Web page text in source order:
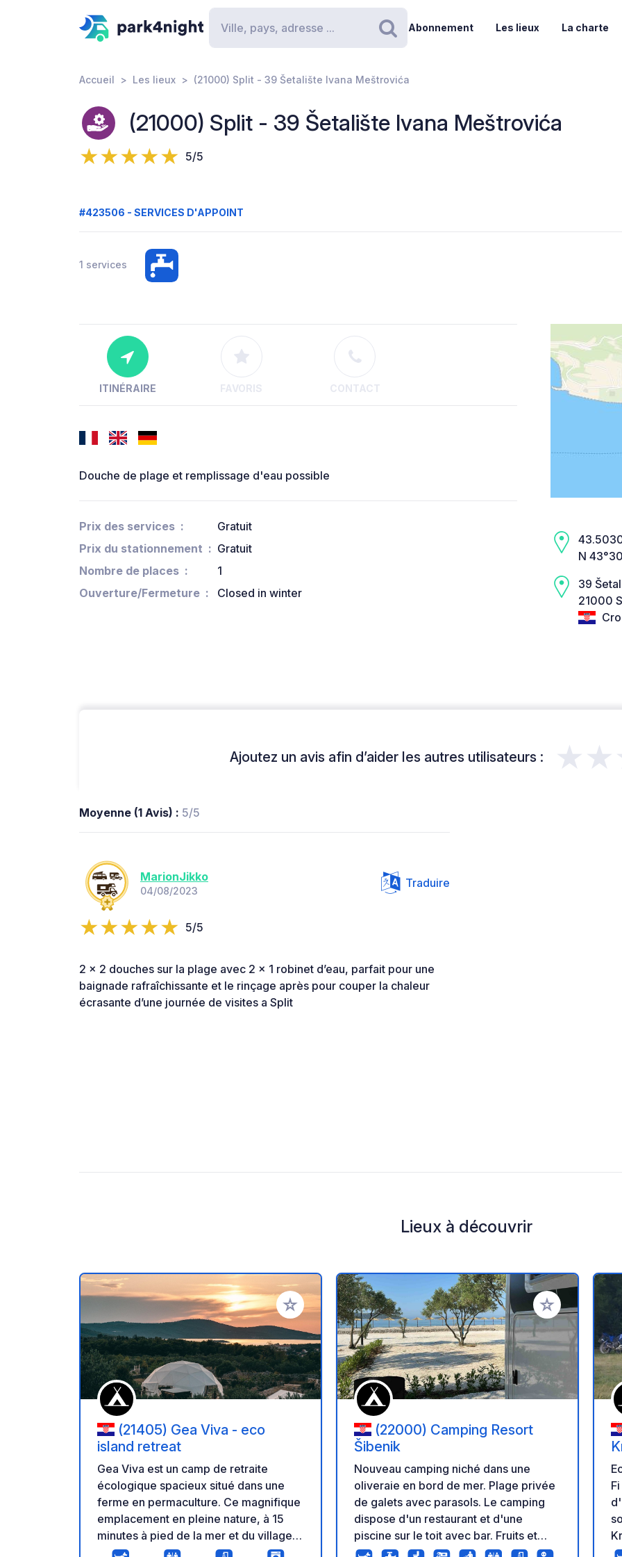
Rechercher
Abonnement Les lieux La charte
Accueil Les lieux (21000) Split - 39 Šetalište Ivana Meštrovića
(21000) Split - 39 Šetalište Ivana Meštrovića
5/5
#423506 - SERVICES D'APPOINT
1 services
ITINÉRAIRE FAVORIS CONTACT
Douche de plage et remplissage d'eau possible
Prix des services
Gratuit
Prix du stationnement
Gratuit
Nombre de places
1
Ouverture/Fermeture
Closed in winter
N
39
21000
Ajoutez un avis afin d’aider les autres utilisateurs :
Moyenne (1 Avis) : 5/5
MarionJikko
04/08/2023
Traduire
5/5
2 x 2 douches sur la plage avec 2 x 1 robinet d’eau, parfait pour une
baignade rafraîchissante et le rinçage après pour couper la chaleur
écrasante d’une journée de visites a Split
Lieux à découvrir
Ajouter à vos favoris
(21405) Gea Viva - eco
island retreat
Gea Viva est un camp de retraite
écologique spacieux situé dans une
ferme en permaculture. Ce magnifique
emplacement en pleine nature, à 15
minutes à pied de la mer et du village
portuaire de Milna, propose des
Ajouter à vos
(22000) Camping Resort
Šibenik
Nouveau camping niché dans une
oliveraie en bord de mer. Plage privée
de galets avec parasols. Le camping
dispose d'un restaurant et d'une
piscine sur le toit avec bar. Fruits et
légumes frais sont disponibles à l'achat
Fi